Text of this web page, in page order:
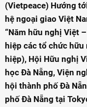
(Vietpeace) Hướng
hệ ngoại giao Việt
“Năm hữu nghị Việt
hiệp các tổ chức
hiệp), Hội Hữu nghị
học Đà Nẵng, Viện
hội thành phố Đà
phố Đà Nẵng tại